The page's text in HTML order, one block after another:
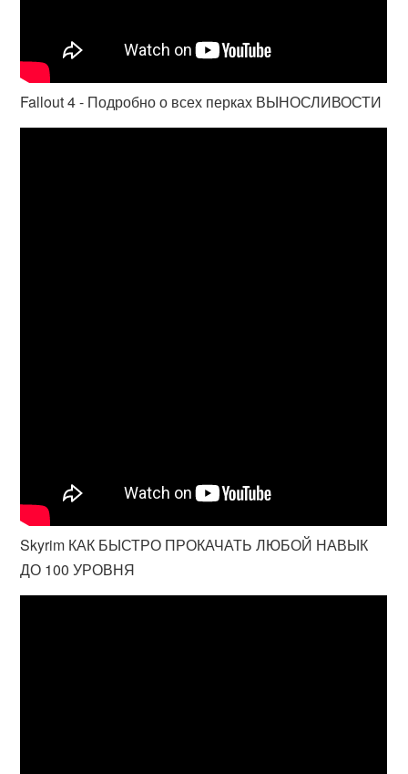
Fallout 4 - Подробно о всех перках ВЫНОСЛИВОСТИ
Skyrim КАК БЫСТРО ПРОКАЧАТЬ ЛЮБОЙ НАВЫК
ДО 100 УРОВНЯ